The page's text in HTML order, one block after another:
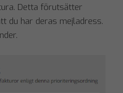
Detta förutsätter
du har deras mejladress.